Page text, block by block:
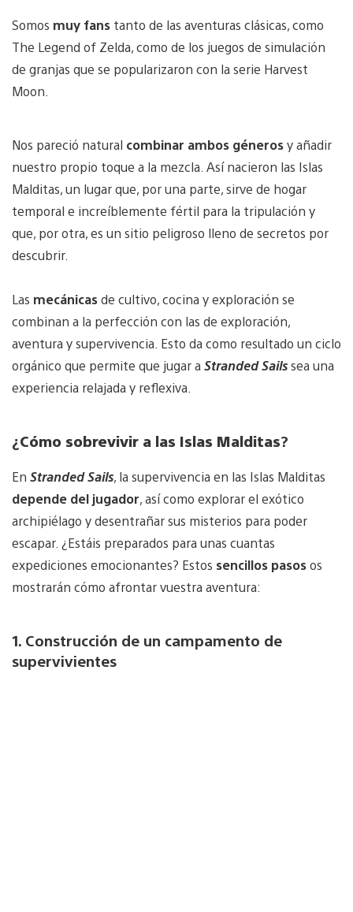
Somos muy fans tanto de las aventuras clásicas, como
The Legend of Zelda, como de los juegos de simulación
de granjas que se popularizaron con la serie Harvest
Moon.
Nos pareció natural combinar ambos génerosy añadir
nuestro propio toque a la mezcla. Así nacieron las Islas
Malditas, un lugar que, por una parte, sirve de hogar
temporal e increíblemente fértil para la tripulación y
que, por otra, es un sitio peligroso lleno de secretos por
descubrir.
Las mecánicasde cultivo, cocina y exploración se
combinan a la perfección con las de exploración,
aventura y supervivencia. Esto da como resultado un ciclo
orgánico que permite que jugar a Stranded Sailssea una
experiencia relajada y reflexiva.
¿Cómo sobrevivir a las Islas Malditas?
En Stranded Sails, la supervivencia en las Islas Malditas
depende del jugador, así como explorar el exótico
archipiélago y desentrañar sus misterios para poder
escapar. ¿Estáis preparados para unas cuantas
expediciones emocionantes? Estos sencillos pasosos
mostrarán cómo afrontar vuestra aventura:
1. Construcción de un campamento de
supervivientes